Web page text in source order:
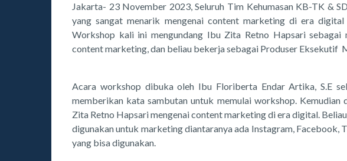
Jakarta- 23 November 2023, Seluruh Tim Kehumasan KB-TK &
yang sangat menarik mengenai content marketing di era
Workshop kali ini mengundang Ibu Zita Retno Hapsari sebagai
content marketing, dan beliau bekerja sebagai Produser Eksekutif
Acara workshop dibuka oleh Ibu Floriberta Endar Artika, S.E
memberikan kata sambutan untuk memulai workshop.
Zita Retno Hapsari mengenai content marketing di era digital.
digunakan untuk marketing diantaranya ada Instagram, Facebook,
yang bisa digunakan.